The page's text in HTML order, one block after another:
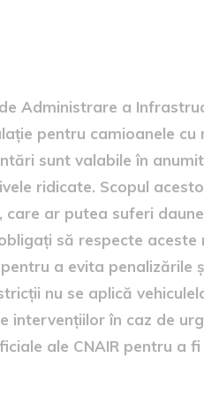
Administrare a
pentru camioanele
sunt valabile în
ridicate. Scopul
ar putea suferi
să respecte
a evita penalizările
nu se aplică
intervențiilor în caz de
ale CNAIR pentru a